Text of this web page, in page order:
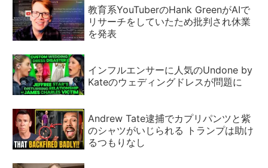
教育系YouTuberのHank GreenがAIで
リサーチをしていたため批判され休業
を発表
インフルエンサーに人気のUndone by
Kateのウェディングドレスが問題に
Andrew Tate逮捕でカプリパンツと紫
のシャツがいじられる トランプは助け
るつもりなし